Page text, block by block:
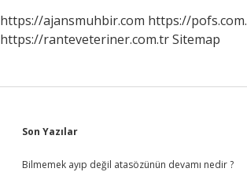
https://ajansmuhbir.com https://
https://ranteveteriner.com.trSitemap
Sidebar
Son Yazılar
Bilmemek ayıp değil atasözünün devamı nedir ?